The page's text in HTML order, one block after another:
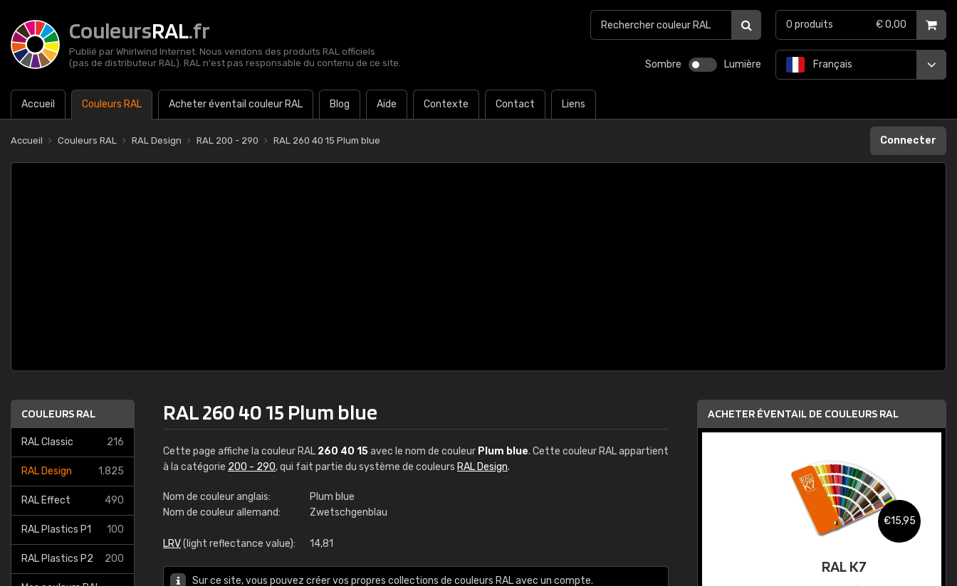
CouleursRAL.fr
Publié par Whirlwind Internet. Nous vendons des produits RAL officiels
(pas de distributeur RAL). RAL n'est pas responsable du contenu de ce site.
Sombre Lumière
Accueil Couleurs RAL Acheter éventail couleur RAL Blog Aide Contexte Contact Liens
Français
0 produits € 0,00
Accueil Couleurs RAL RAL Design RAL 200 - 290 RAL 260 40 15 Plum blue Connecter
COULEURS RAL
RAL Classic 216
RAL Design 1.825
RAL Effect 490
RAL Plastics P1 100
RAL Plastics P2 200
RAL 260 40 15 Plum blue
Cette page affiche la couleur RAL 260 40 15avec le nom de couleur Plum blue. Cette couleur RAL appartient
à la catégorie 200 - 290, qui fait partie du système de couleurs RAL Design.
Nom de couleur anglais:
Plum blue
Nom de couleur allemand:
Zwetschgenblau
LRV(light reflectance value): 14,81
Sur ce site, vous pouvez créer vos propres collections de couleurs RAL avec un compte.
ACHETER ÉVENTAIL DE COULEURS RAL
RAL K7 à base d'eau
€15,95
RAL K7